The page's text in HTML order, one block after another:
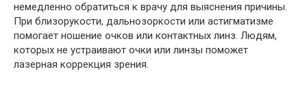
немедленно обратиться к врачу для выяснения причины.
При близорукости, дальнозоркости или астигматизме
помогает ношение очков или контактных линз. Людям,
которых не устраивают очки или линзы поможет
лазерная коррекция зрения.